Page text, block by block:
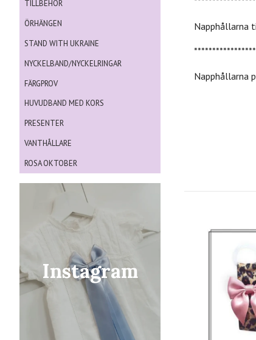
TILLBEHÖR
ÖRHÄNGEN
STAND WITH UKRAINE
NYCKELBAND/NYCKELRINGAR
FÄRGPROV
HUVUDBAND MED KORS
PRESENTER
VANTHÅLLARE
ROSA OKTOBER
Instagram
Napphållarna
*****************
Napphållarna